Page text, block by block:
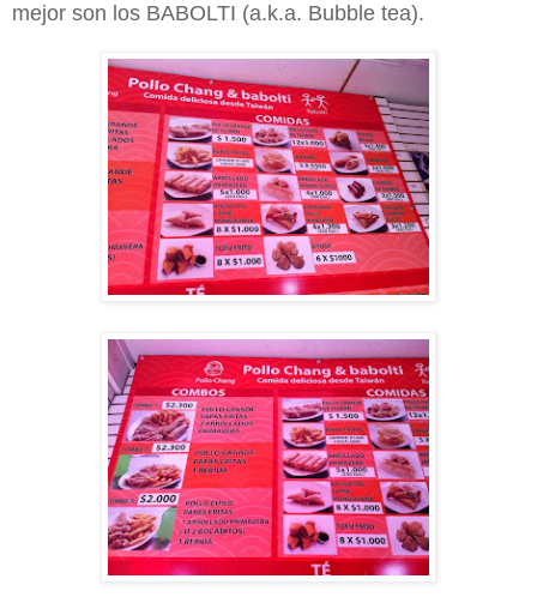
mejor son los BABOLTI (a.k.a. Bubble tea).